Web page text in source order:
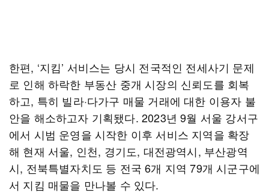
한편, ‘지킴’ 서비스는 당시 전국적인 전세사기 문제
로 인해 하락한 부동산 중개 시장의 신뢰도를 회복
하고, 특히 빌라·다가구 매물 거래에 대한 이용자 불
안을 해소하고자 기획됐다. 2023년 9월 서울 강서구
에서 시범 운영을 시작한 이후 서비스 지역을 확장
해 현재 서울, 인천, 경기도, 대전광역시, 부산광역
시, 전북특별자치도 등 전국 6개 지역 79개 시군구에
서 지킴 매물을 만나볼 수 있다.